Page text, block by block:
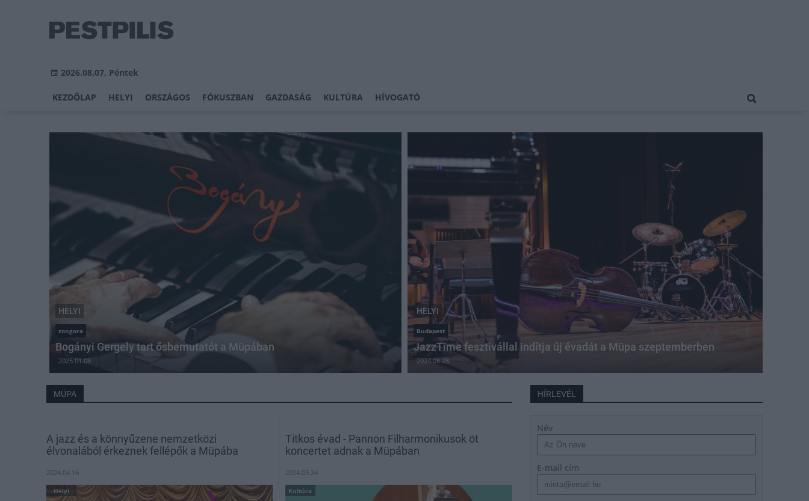
2026.08.07, Péntek
KEZDŐLAP HELYI ORSZÁGOS FÓKUSZBAN GAZDASÁG KULTÚRA HÍVOGATÓ
HELYI
zongora
Bogányi Gergely tart ősbemutatót a Müpában
2025.01.08
HELYI
Budapest
JazzTime fesztivállal indítja új évadát a Müpa szeptemberben
2024.08.28
MÜPA
A jazz és a könnyűzene nemzetközi
élvonalából érkeznek fellépők a Müpába
2024.04.16
Helyi
Titkos évad - Pannon Filharmonikusok öt
koncertet adnak a Müpában
2024.03.24
Kultúra
HÍRLEVÉL
Név
E-mail cím